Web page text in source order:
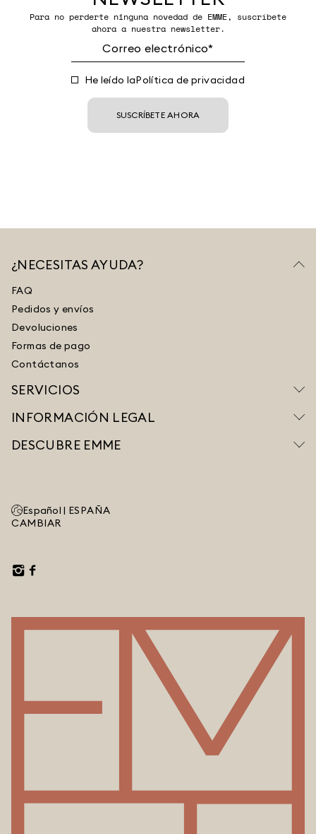
Para no perderte ninguna novedad de EMME, suscríbete
ahora a nuestra newsletter.
He leído laPolítica de privacidad
SUSCRÍBETE AHORA
¿NECESITAS AYUDA?
FAQ
Pedidos y envíos
Devoluciones
Formas de pago
Contáctanos
SERVICIOS
INFORMACIÓN LEGAL
DESCUBRE EMME
Español | ESPAÑA
CAMBIAR